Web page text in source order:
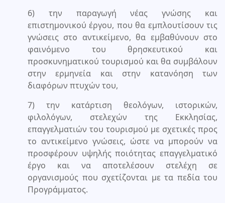
6) την παραγωγή νέας γνώσης και
επιστημονικού έργου, που θα εμπλουτίσουν τις
γνώσεις στο αντικείμενο, θα εμβαθύνουν στο
φαινόμενο του θρησκευτικού και
προσκυνηματικού τουρισμού και θα συμβάλουν
στην ερμηνεία και στην κατανόηση των
διαφόρων πτυχών του,
7) την κατάρτιση θεολόγων, ιστορικών,
φιλολόγων, στελεχών της Εκκλησίας,
επαγγελματιών του τουρισμού με σχετικές προς
το αντικείμενο γνώσεις, ώστε να μπορούν να
προσφέρουν υψηλής ποιότητας επαγγελματικό
έργο και να αποτελέσουν στελέχη σε
οργανισμούς που σχετίζονται με τα πεδία του
Προγράμματος.